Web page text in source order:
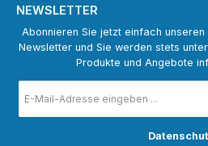
NEWSLETTER
Abonnieren Sie jetzt einfach
Newsletter und Sie werden stets
Produkte und Angebote
Mail-
Adresse